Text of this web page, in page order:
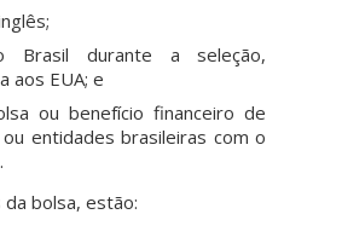
Brasil durante a seleção,
aos EUA; e
ou benefício financeiro de
entidades brasileiras com o
bolsa, estão: